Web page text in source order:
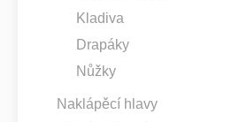
Kladiva
Drapáky
Nůžky
Naklápěcí hlavy